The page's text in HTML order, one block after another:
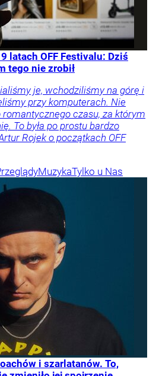
latach OFF Festivalu: Dziś
tego nie zrobił
je, wchodziliśmy na górę i
przy komputerach. Nie
czasu, za którym
To była po prostu bardzo
Rojek o początkach OFF
MuzykaTylko u Nas
i szarlatanów. To,